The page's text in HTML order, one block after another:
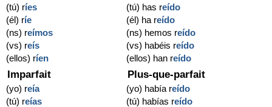
(tú) ríes
(él) ríe
(ns) reímos
(vs) reís
(ellos) ríen
(tú) has reído
(él) ha reído
(ns) hemos reído
(vs) habéis reído
(ellos) han reído
Imparfait
(yo) reía
(tú) reías
Plus-que-parfait
(yo) había reído
(tú) habías reído